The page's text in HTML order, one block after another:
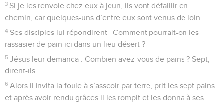
3 Si je les renvoie chez eux à jeun, ils vont défaillir en
chemin, car quelques-uns d’entre eux sont venus de loin.
4 Ses disciples lui répondirent : Comment pourrait-on les
rassasier de pain ici dans un lieu désert ?
5 Jésus leur demanda : Combien avez-vous de pains ? Sept,
dirent-ils.
6 Alors il invita la foule à s’asseoir par terre, prit les sept pains
et après avoir rendu grâces il les rompit et les donna à ses